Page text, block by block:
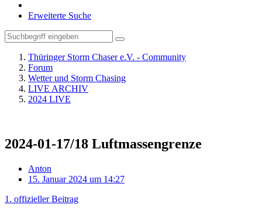
Erweiterte Suche
Thüringer Storm Chaser e.V. - Community
Forum
Wetter und Storm Chasing
LIVE ARCHIV
2024 LIVE
2024-01-17/18 Luftmassengrenze
Anton
15. Januar 2024 um 14:27
1. offizieller Beitrag